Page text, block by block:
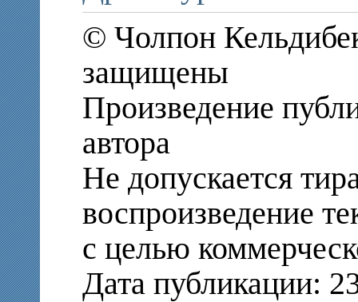
© Чолпон
защищены
Произведение
автора
Не допускается
воспроизведение
с целью
Дата публикации: